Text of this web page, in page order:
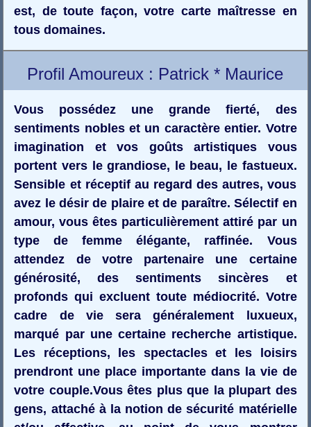
est, de toute façon, votre carte maîtresse en
tous domaines.
Profil Amoureux : Patrick * Maurice
Vous possédez une grande fierté, des
sentiments nobles et un caractère entier. Votre
imagination et vos goûts artistiques vous
portent vers le grandiose, le beau, le fastueux.
Sensible et réceptif au regard des autres, vous
avez le désir de plaire et de paraître. Sélectif en
amour, vous êtes particulièrement attiré par un
type de femme élégante, raffinée. Vous
attendez de votre partenaire une certaine
générosité, des sentiments sincères et
profonds qui excluent toute médiocrité. Votre
cadre de vie sera généralement luxueux,
marqué par une certaine recherche artistique.
Les réceptions, les spectacles et les loisirs
prendront une place importante dans la vie de
votre couple.Vous êtes plus que la plupart des
gens, attaché à la notion de sécurité matérielle